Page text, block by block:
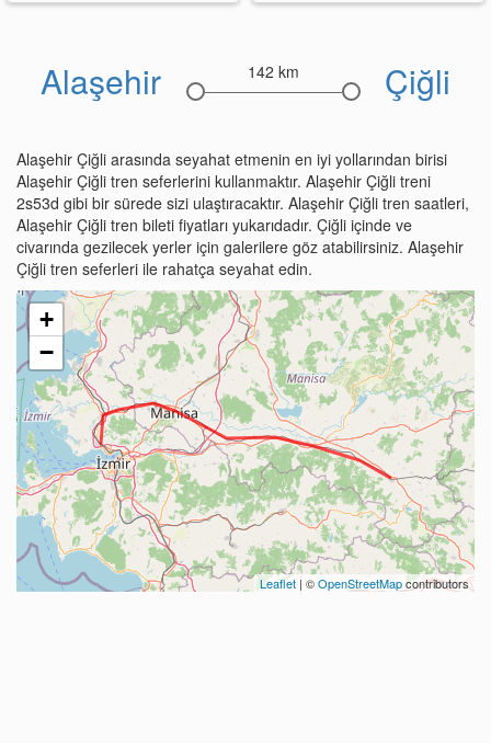
Alaşehir 142 km Çiğli
Alaşehir Çiğli arasında seyahat etmenin en iyi yollarından birisi
Alaşehir Çiğli tren seferlerini kullanmaktır. Alaşehir Çiğli treni
2s53d gibi bir sürede sizi ulaştıracaktır. Alaşehir Çiğli tren saatleri,
Alaşehir Çiğli tren bileti fiyatları yukarıdadır. Çiğli içinde ve
civarında gezilecek yerler için galerilere göz atabilirsiniz. Alaşehir
Çiğli tren seferleri ile rahatça seyahat edin.
+
−
Leaflet | ©OpenStreetMapcontributors